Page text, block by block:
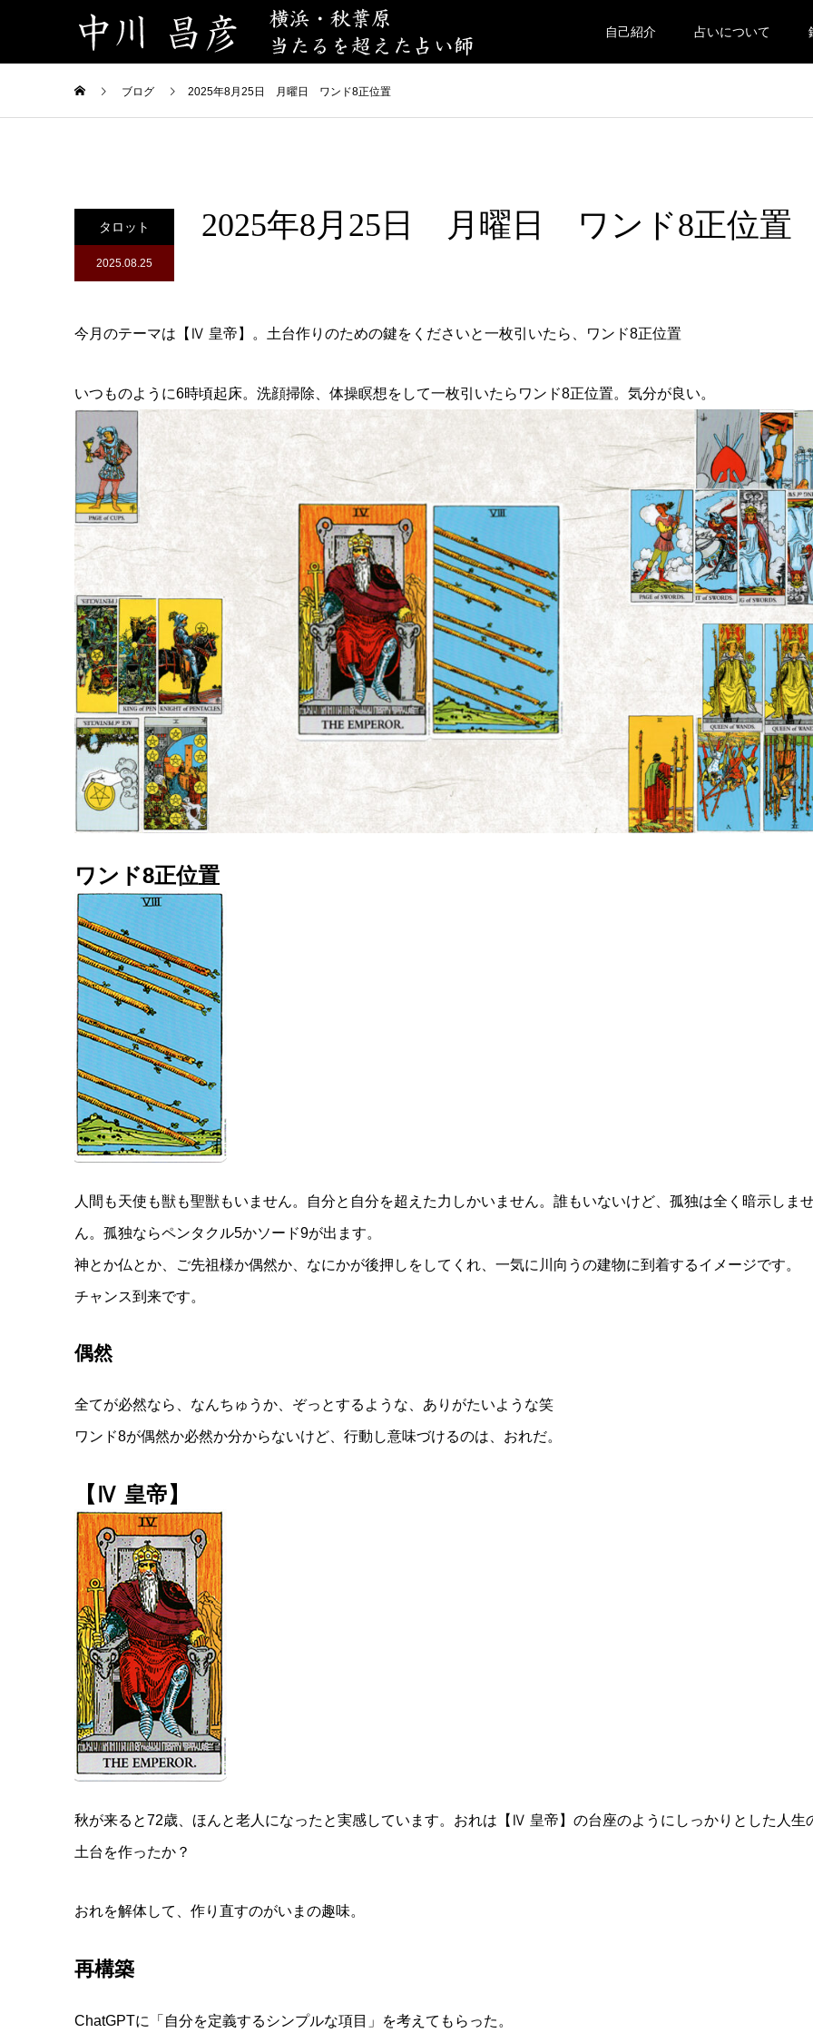
自己紹介 占いについて
ブログ 2025年8月25日 月曜日 ワンド8正位置
タロット
2025.08.25
2025年8月25日 月曜日 ワンド8正位置
今月のテーマは【Ⅳ 皇帝】。土台作りのための鍵をくださいと一枚引いたら、ワンド8正位置
いつものように6時頃起床。洗顔掃除、体操瞑想をして一枚引いたらワンド8正位置。気分が良い。
ワンド8正位置
人間も天使も獣も聖獣もいません。自分と自分を超えた力しかいません。誰もいないけど、孤独は全く暗示しま
ん。孤独ならペンタクル5かソード9が出ます。
神とか仏とか、ご先祖様か偶然か、なにかが後押しをしてくれ、一気に川向うの建物に到着するイメージです。
チャンス到来です。
偶然
全てが必然なら、なんちゅうか、ぞっとするような、ありがたいような笑
ワンド8が偶然か必然か分からないけど、行動し意味づけるのは、おれだ。
【Ⅳ 皇帝】
秋が来ると72歳、ほんと老人になったと実感しています。おれは【Ⅳ 皇帝】の台座のようにしっかりとした人生
土台を作ったか？
おれを解体して、作り直すのがいまの趣味。
再構築
ChatGPTに「自分を定義するシンプルな項目」を考えてもらった。